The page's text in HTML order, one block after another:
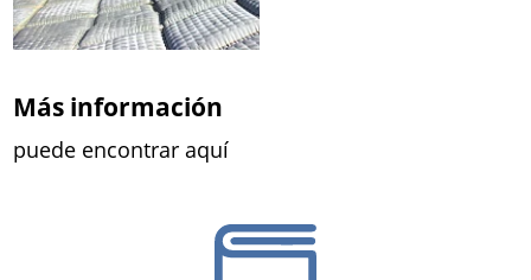
Más información
puede encontrar aquí